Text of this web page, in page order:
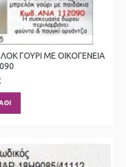
ΓΟΥΡΙ ΜΕ ΟΙΚΟΓΕΝΕΙΑ